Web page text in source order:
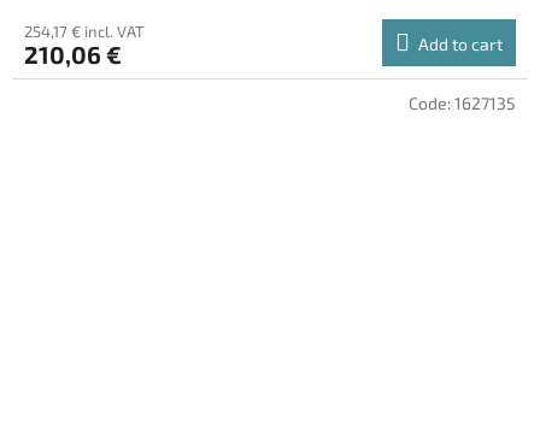
254,17 € incl. VAT
210,06 € Add to cart
Code:1627135